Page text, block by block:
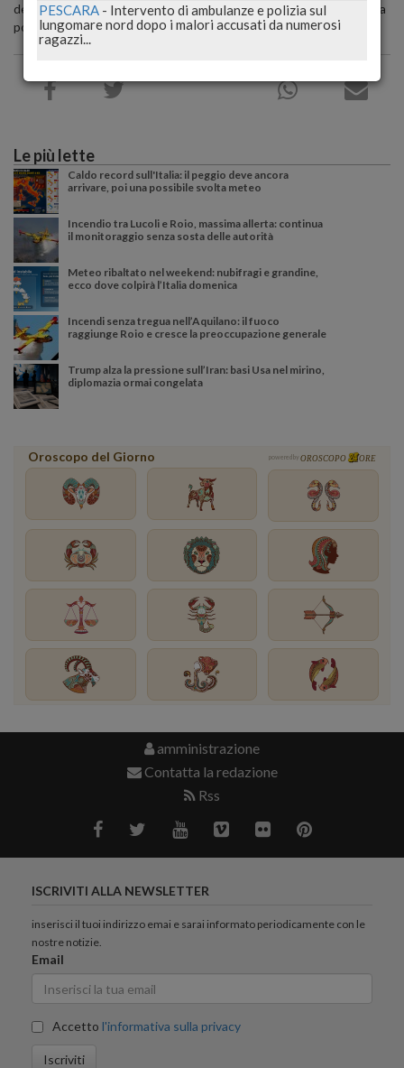
dell'Ambasciata di assistere i cittadini statunitensi in Russia e della
possibilità di terrorismo".
Le più lette
Caldo record sull'Italia: il peggio deve ancora
arrivare, poi una possibile svolta meteo
Incendio tra Lucoli e Roio, massima allerta: continua
il monitoraggio senza sosta delle autorità
Meteo ribaltato nel weekend: nubifragi e grandine,
ecco dove colpirà l’Italia domenica
Incendi senza tregua nell’Aquilano: il fuoco
raggiunge Roio e cresce la preoccupazione generale
Trump alza la pressione sull’Iran: basi Usa nel mirino,
diplomazia ormai congelata
Oroscopo del Giorno powered by OROSCOPO ORE
amministrazione
Contatta la redazione
Rss
ISCRIVITI ALLA NEWSLETTER
inserisci il tuoi indirizzo emai e sarai informato periodicamente con le
nostre notizie.
Email
Accetto l'informativa sulla privacy
Iscriviti
PESCARA - Intervento di ambulanze e polizia sul
lungomare nord dopo i malori accusati da numerosi
ragazzi...